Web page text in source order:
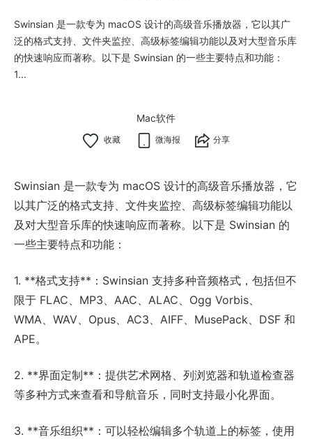
Swinsian 是一款专为 macOS 设计的高级音乐播放器，它以其广
泛的格式支持、文件夹监控、高级标签编辑功能以及对大型音乐库
的快速响应而著称。以下是 Swinsian 的一些主要特点和功能：
1...
Mac软件
微海报 分享
Swinsian 是一款专为 macOS 设计的高级音乐播放器，它
以其广泛的格式支持、文件夹监控、高级标签编辑功能以
及对大型音乐库的快速响应而著称。以下是 Swinsian 的
一些主要特点和功能：
1. **格式支持**：Swinsian 支持多种音频格式，包括但不
限于 FLAC、MP3、AAC、ALAC、Ogg Vorbis、
WMA、WAV、Opus、AC3、AIFF、MusePack、DSF 和
APE。
2. **界面定制**：提供艺术网格、列浏览器和轨道检查器
等多种方式来查看和导航音乐，同时支持最小化界面。
3. **音乐组织**：可以轻松编辑多个轨道上的标签，使用